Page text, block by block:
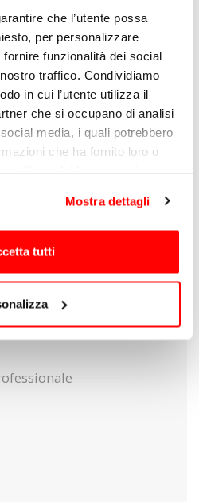
che l’utente possa
per personalizzare
funzionalità dei social
traffico. Condividiamo
in cui l’utente utilizza il
che si occupano di analisi
media, i quali potrebbero
che ha fornito loro o
Mostra dettagli
tutti